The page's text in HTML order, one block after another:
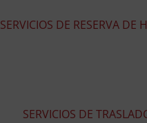
SERVICIOS DE RESERVA DE
SERVICIOS DE